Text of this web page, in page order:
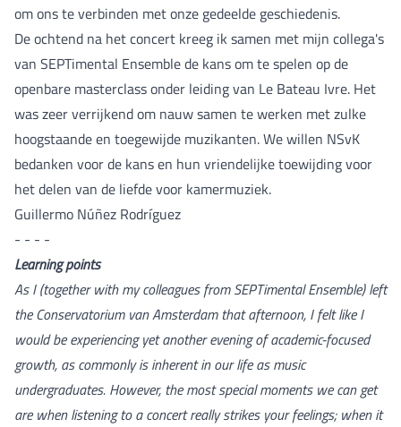
om ons te verbinden met onze gedeelde geschiedenis.
De ochtend na het concert kreeg ik samen met mijn collega's
van SEPTimental Ensemble de kans om te spelen op de
openbare masterclass onder leiding van Le Bateau Ivre. Het
was zeer verrijkend om nauw samen te werken met zulke
hoogstaande en toegewijde muzikanten. We willen NSvK
bedanken voor de kans en hun vriendelijke toewijding voor
het delen van de liefde voor kamermuziek.
Guillermo Núñez Rodríguez
- - - -
Learning points
As I (together with my colleagues from SEPTimental Ensemble) left
the Conservatorium van Amsterdam that afternoon, I felt like I
would be experiencing yet another evening of academic-focused
growth, as commonly is inherent in our life as music
undergraduates. However, the most special moments we can get
are when listening to a concert really strikes your feelings; when it